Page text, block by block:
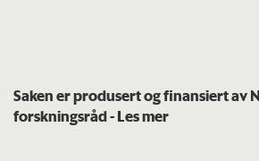
Saken er produsert og finansiert av
forskningsråd- Les mer